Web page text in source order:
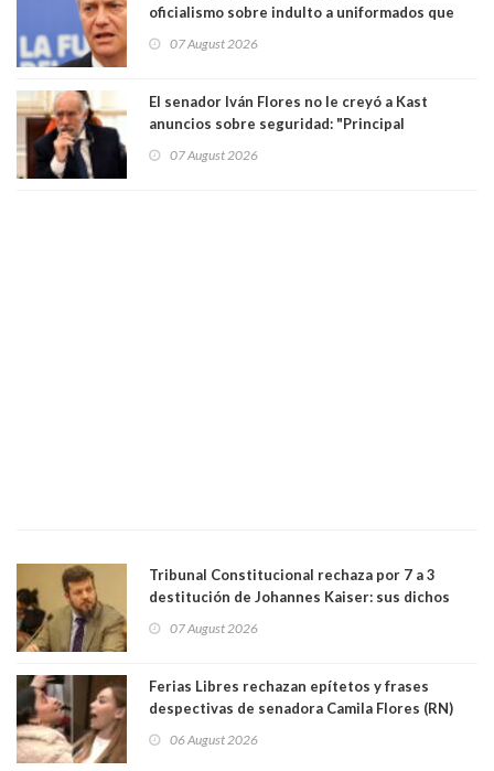
oficialismo sobre indulto a uniformados que
07 August 2026
El senador Iván Flores no le creyó a Kast
anuncios sobre seguridad: "Principal
perseguir ruta del dinero y levantar secreto
07 August 2026
Tribunal Constitucional rechaza por 7 a 3
destitución de Johannes Kaiser: sus dichos
justicia constitucional porque no es diputado
07 August 2026
Ferias Libres rechazan epítetos y frases
despectivas de senadora Camila Flores (RN)
06 August 2026